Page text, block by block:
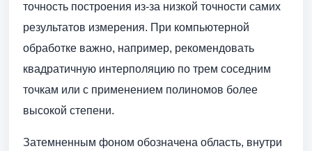
точность построения из-за низкой точности самих
результатов измерения. При компьютерной
обработке важно, например, рекомендовать
квадратичную интерполяцию по трем соседним
точкам или с применением полиномов более
высокой степени.
Затемненным фоном обозначена область, внутри